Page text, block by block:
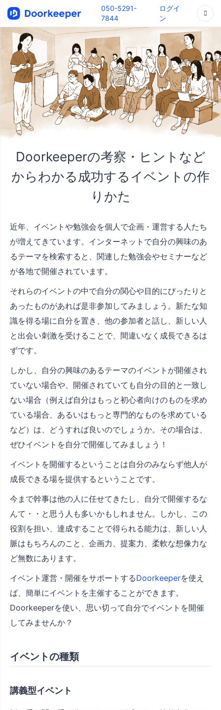
050-5291-
7844
ログイ
ン
Doorkeeperの考察・ヒントなど
からわかる成功するイベントの作
りかた
近年、イベントや勉強会を個人で企画・運営する人たち
が増えてきています。インターネットで自分の興味のあ
るテーマを検索すると、関連した勉強会やセミナーなど
が各地で開催されています。
それらのイベントの中で自分の関心や目的にぴったりと
あったものがあれば是非参加してみましょう。新たな知
識を得る場に自分を置き、他の参加者と話し、新しい人
と出会い刺激を受けることで、間違いなく成長できるは
ずです。
しかし、自分の興味のあるテーマのイベントが開催され
ていない場合や、開催されていても自分の目的と一致し
ない場合（例えば自分はもっと初心者向けのものを求め
ている場合、あるいはもっと専門的なものを求めている
など）は、どうすれば良いのでしょうか。その場合は、
ぜひイベントを自分で開催してみましょう！
イベントを開催するということは自分のみならず他人が
成長できる場を提供するということです。
今まで幹事は他の人に任せてきたし、自分で開催するな
んて・・と思う人も多いかもしれません。しかし、この
役割を担い、達成することで得られる能力は、新しい人
脈はもちろんのこと、企画力、提案力、柔軟な想像力な
ど無数にあります。
イベント運営・開催をサポートするDoorkeeperを使え
ば、簡単にイベントを主催することができます。
Doorkeeperを使い、思い切って自分でイベントを開催
してみませんか？
イベントの種類
講義型イベント